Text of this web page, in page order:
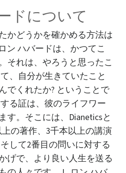
ドについて
かどうかを確かめる方法は
ン ハバードは、かつてこ
それは、やろうと思ったこ
、自分が生きていたこと
でくれたか? ということで
る証は、彼のライフワー
す。そこには、Dianeticsと
の著作、3千本以上の講演
して2番目の問いに対する
げで、より良い人生を送る